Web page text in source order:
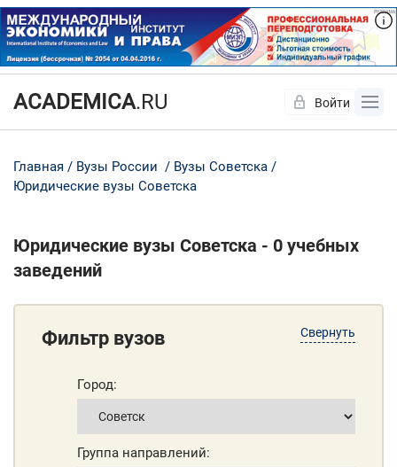
ACADEMICA.RU Войти
Главная Вузы России
Вузы Советска
Юридические вузы Советска
Юридические вузы Советска - 0 учебных
заведений
Свернуть
Фильтр вузов
Город:
Группа направлений:
Да Нет